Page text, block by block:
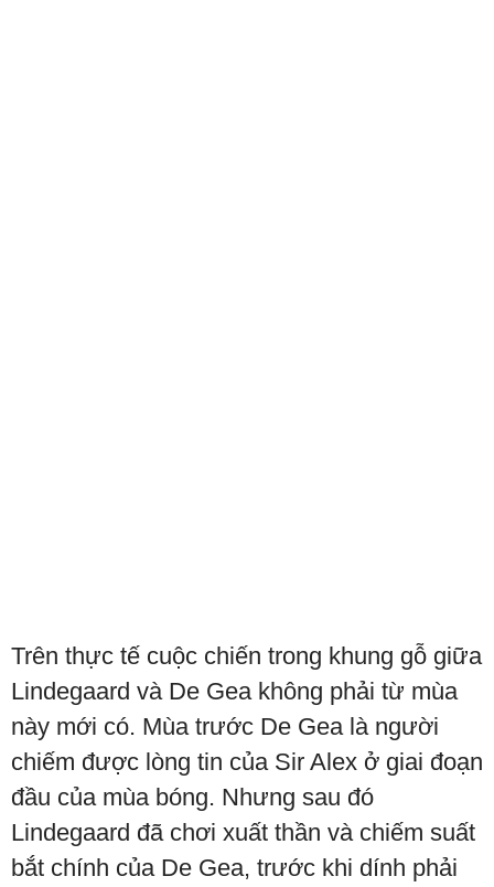
Trên thực tế cuộc chiến trong khung gỗ giữa
Lindegaard và De Gea không phải từ mùa
này mới có. Mùa trước De Gea là người
chiếm được lòng tin của Sir Alex ở giai đoạn
đầu của mùa bóng. Nhưng sau đó
Lindegaard đã chơi xuất thần và chiếm suất
bắt chính của De Gea, trước khi dính phải